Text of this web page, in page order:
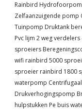
Rainbird
Zelfaanzuigende pomp
Tuinpomp Druktank
Pvc lijm 2 weg verdelers
sproeiers
wifi rainbird 5000
sproeier rainbird 1800
waterpomp
Drukverhogingspomp
hulpstukken Pe buis